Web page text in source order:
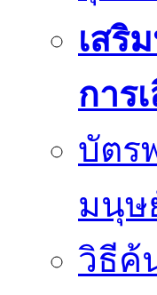
เสริ
การ
บัตร
มนุษ
วิธีค้